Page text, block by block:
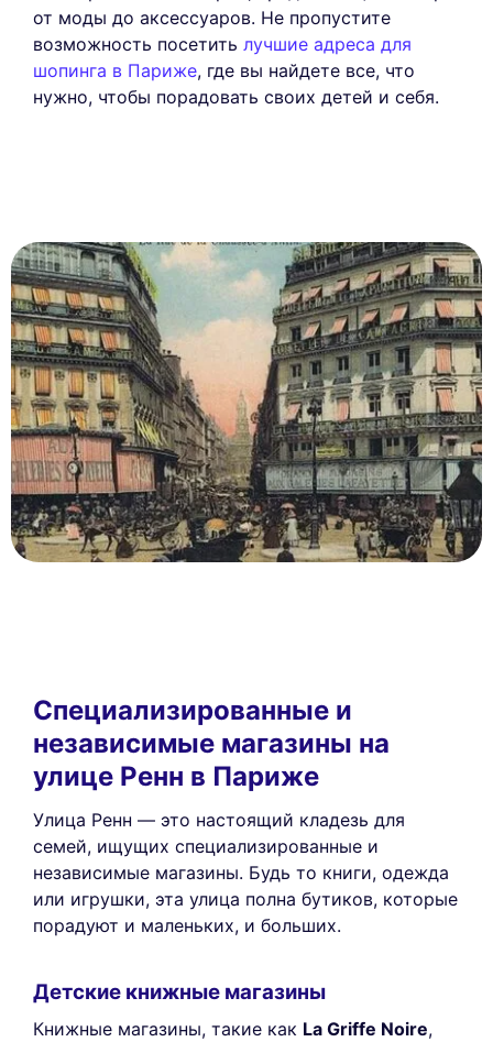
от моды до аксессуаров. Не пропустите
возможность посетить лучшие адреса для
шопинга в Париже, где вы найдете все, что
нужно, чтобы порадовать своих детей и себя.
Специализированные и
независимые магазины на
улице Ренн в Париже
Улица Ренн — это настоящий кладезь для
семей, ищущих специализированные и
независимые магазины. Будь то книги, одежда
или игрушки, эта улица полна бутиков, которые
порадуют и маленьких, и больших.
Детские книжные магазины
Книжные магазины, такие как La Griffe Noire,